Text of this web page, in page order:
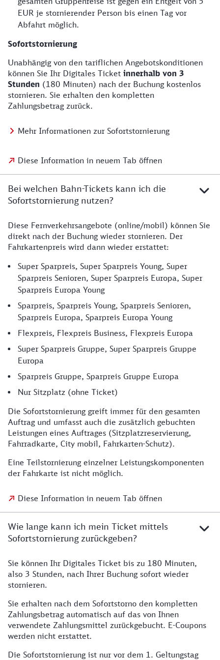
EUR je stornierender Person bis einen Tag vor
Abfahrt möglich.
Sofortstornierung
Unabhängig von den tariflichen Angebotskonditionen
können Sie Ihr Digitales Ticket innerhalb von 3
Stunden (180 Minuten) nach der Buchung kostenlos
stornieren. Sie erhalten den kompletten
Zahlungsbetrag zurück.
Mehr Informationen zur Sofortstornierung
Diese Information in neuem Tab öffnen
Bei welchen Bahn-Tickets kann ich die
Sofortstornierung nutzen?
Diese Fernverkehrsangebote (online/mobil) können Sie
direkt nach der Buchung wieder stornieren. Der
Fahrkartenpreis wird dann wieder erstattet:
Super Sparpreis, Super Sparpreis Young, Super
Sparpreis Senioren, Super Sparpreis Europa, Super
Sparpreis Europa Young
Sparpreis, Sparpreis Young, Sparpreis Senioren,
Sparpreis Europa, Sparpreis Europa Young
Flexpreis, Flexpreis Business, Flexpreis Europa
Super Sparpreis Gruppe, Super Sparpreis Gruppe
Europa
Sparpreis Gruppe, Sparpreis Gruppe Europa
Nur Sitzplatz (ohne Ticket)
Die Sofortstornierung greift immer für den gesamten
Auftrag und umfasst auch die zusätzlich gebuchten
Leistungen eines Auftrages (Sitzplatzreservierung,
Fahrradkarte, City mobil, Fahrkarten-Schutz).
Eine Teilstornierung einzelner Leistungskomponenten
der Fahrkarte ist nicht möglich.
Diese Information in neuem Tab öffnen
Wie lange kann ich mein Ticket mittels
Sofortstornierung zurückgeben?
Sie können Ihr Digitales Ticket bis zu 180 Minuten,
also 3 Stunden, nach Ihrer Buchung sofort wieder
stornieren.
Sie erhalten nach dem Sofortstorno den kompletten
Zahlungsbetrag automatisch auf das von Ihnen
verwendete Zahlungsmittel zurückgebucht. E-Coupons
werden nicht erstattet.
Die Sofortstornierung ist nur vor dem 1. Geltungstag